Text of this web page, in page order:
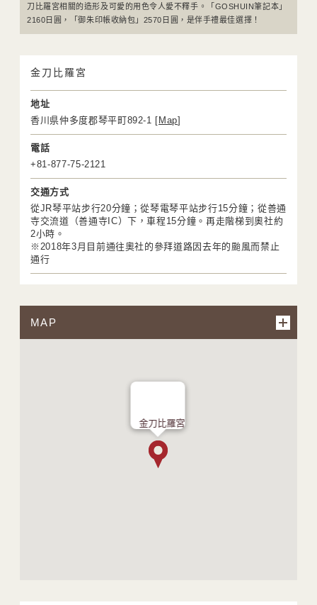
刀比羅宮相關的造形及可愛的用色令人愛不釋手。「GOSHUIN筆記本」
2160日圓，「御朱印帳收納包」2570日圓，是伴手禮最佳選擇！
金刀比羅宮
地址
香川県仲多度郡琴平町892-1 [ Map]
電話
+81-877-75-2121
交通方式
從JR琴平站步行20分鐘；從琴電琴平站步行15分鐘；從善通
寺交流道（善通寺IC）下，車程15分鐘。再走階梯到奧社約
2小時。
※2018年3月目前通往奧社的參拜道路因去年的颱風而禁止
通行
MAP
金刀比羅宮